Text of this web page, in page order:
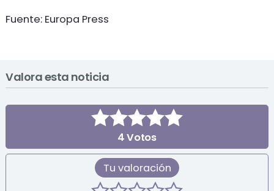
Fuente: Europa Press
Valora esta noticia
4Votos
Tu valoración